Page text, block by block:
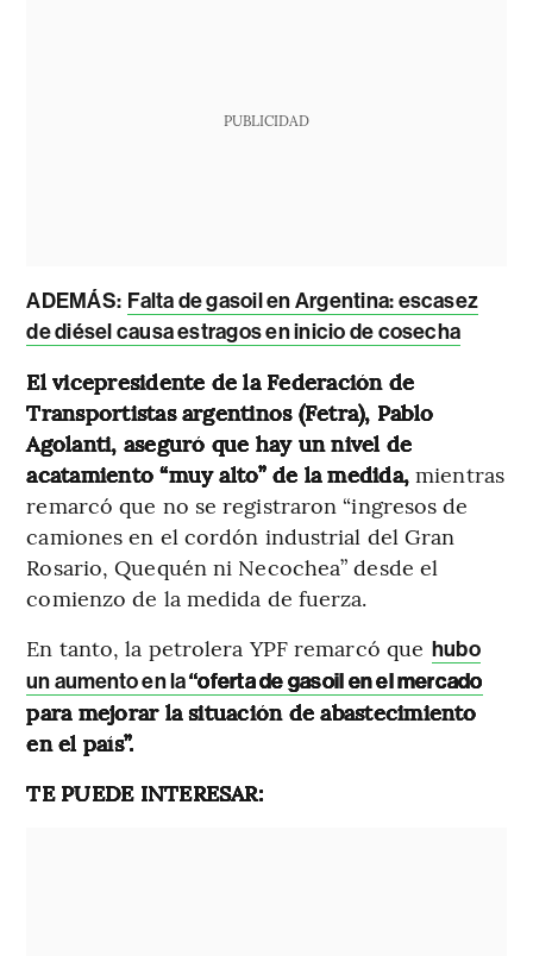
PUBLICIDAD
ADEMÁS: Falta de gasoil en Argentina: escasez
de diésel causa estragos en inicio de cosecha
El vicepresidente de la Federación de
Transportistas argentinos (Fetra), Pablo
Agolanti, aseguró que hay un nivel de
acatamiento “muy alto” de la medida, mientras
remarcó que no se registraron “ingresos de
camiones en el cordón industrial del Gran
Rosario, Quequén ni Necochea” desde el
comienzo de la medida de fuerza.
En tanto, la petrolera YPF remarcó que hubo
un aumento en la“oferta de gasoil en el mercado
para mejorar la situación de abastecimiento
en el país”.
TE PUEDE INTERESAR: